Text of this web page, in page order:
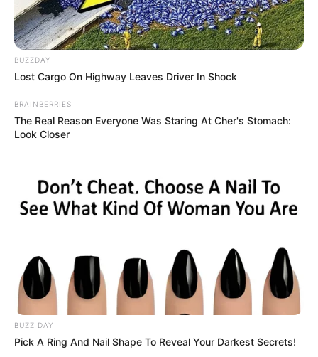
BUZZDAY
Lost Cargo On Highway Leaves Driver In Shock
BRAINBERRIES
The Real Reason Everyone Was Staring At Cher's Stomach:
Look Closer
BUZZ DAY
Pick A Ring And Nail Shape To Reveal Your Darkest Secrets!